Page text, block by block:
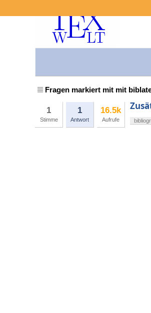
Fragen markiert mit mit
1
Stimme
1
Antwort
16.5k
Aufrufe